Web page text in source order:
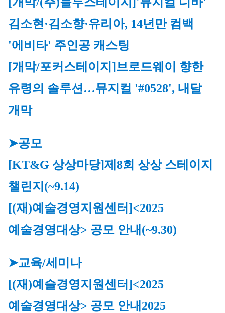
김소현·김소향·유리아, 14년만 컴백
'에비타' 주인공 캐스팅
[개막/포커스테이지]브로드웨이 향한
유령의 솔루션…뮤지컬 '#0528', 내달
개막
➤공모
[KT&G 상상마당]제8회 상상 스테이지
챌린지 (~9.14)
[(재)예술경영지원센터]<2025
예술경영대상> 공모 안내 (~9.30)
➤교육/세미나
[(재)예술경영지원센터]<2025
예술경영대상> 공모 안내 2025